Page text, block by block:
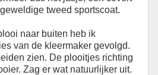
tweed sportscoat.
naar buiten heb ik
van de kleermaker gevolgd.
zien. De plooitjes richting
Zag er wat natuurlijker uit.